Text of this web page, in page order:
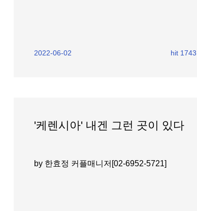
2022-06-02 hit 1743
'케렌시아' 내겐 그런 곳이 있다
by 한효정 커플매니저[02-6952-5721]